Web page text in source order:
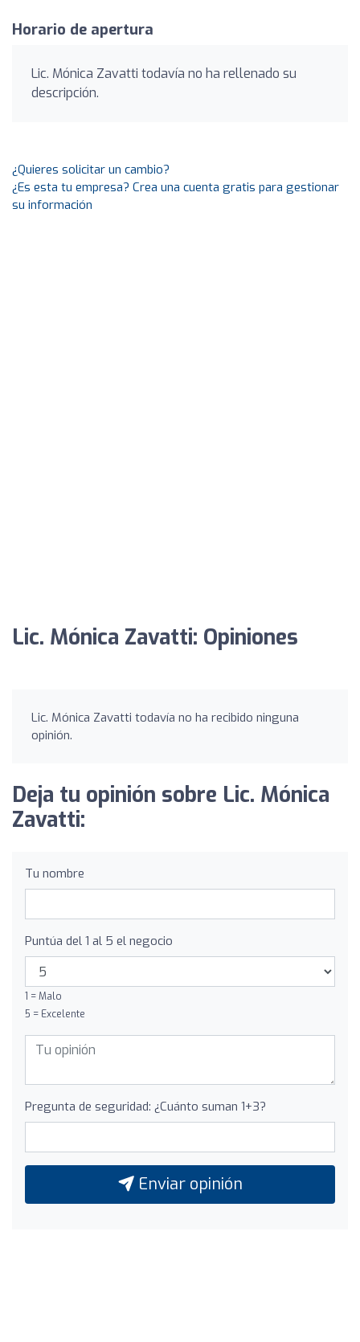
Horario de apertura
Lic. Mónica Zavatti todavía no ha rellenado su
descripción.
¿Quieres solicitar un cambio?
¿Es esta tu empresa? Crea una cuenta gratis para gestionar
su información
Lic. Mónica Zavatti: Opiniones
Lic. Mónica Zavatti todavía no ha recibido ninguna
opinión.
Deja tu opinión sobre Lic. Mónica
Zavatti:
Tu nombre
Puntúa del 1 al 5 el negocio
1 = Malo
5 = Excelente
Pregunta de seguridad: ¿Cuánto suman 1+3?
Enviar opinión